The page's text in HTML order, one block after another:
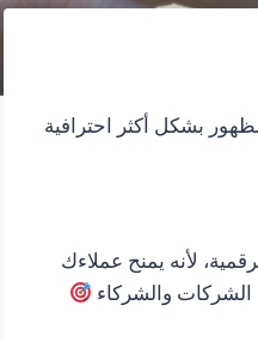
بشكل أكثر احترافية
لأنه يمنح عملاءك
الشركات والشركاء